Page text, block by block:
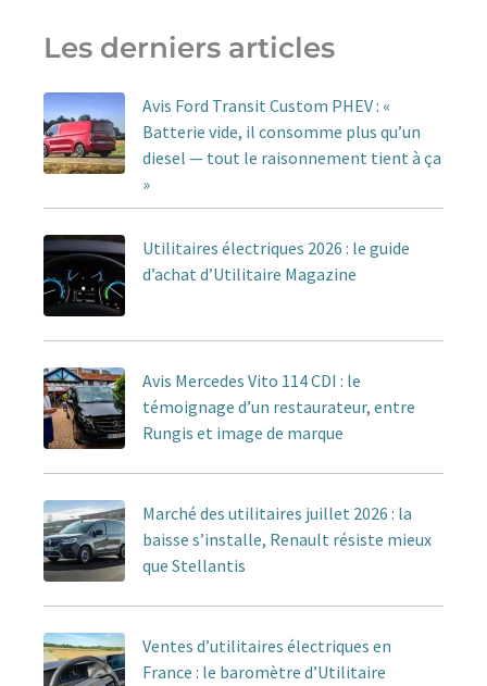
Les derniers articles
Avis Ford Transit Custom PHEV : «
Batterie vide, il consomme plus qu’un
diesel — tout le raisonnement tient à ça
»
Utilitaires électriques 2026 : le guide
d’achat d’Utilitaire Magazine
Avis Mercedes Vito 114 CDI : le
témoignage d’un restaurateur, entre
Rungis et image de marque
Marché des utilitaires juillet 2026 : la
baisse s’installe, Renault résiste mieux
que Stellantis
Ventes d’utilitaires électriques en
France : le baromètre d’Utilitaire